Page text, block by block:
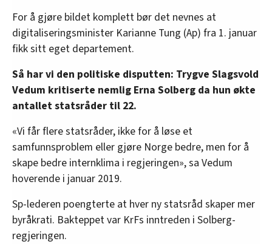
For å gjøre bildet komplett bør det nevnes at
digitaliseringsminister Karianne Tung (Ap) fra 1. januar
fikk sitt eget departement.
Så har vi den politiske disputten: Trygve Slagsvold
Vedum kritiserte nemlig Erna Solberg da hun økte
antallet statsråder til 22.
«Vi får flere statsråder, ikke for å løse et
samfunnsproblem eller gjøre Norge bedre, men for å
skape bedre internklima i regjeringen», sa Vedum
hoverende i januar 2019.
Sp-lederen poengterte at hver ny statsråd skaper mer
byråkrati. Bakteppet var KrFs inntreden i Solberg-
regjeringen.